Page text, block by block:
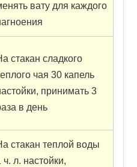
вату для каждого
стакан сладкого
чая 30 капель
принимать 3
в день
стакан теплой воды
ч. л. настойки,